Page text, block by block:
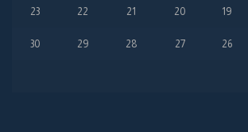
19
20
21
22
23
26
27
28
29
30